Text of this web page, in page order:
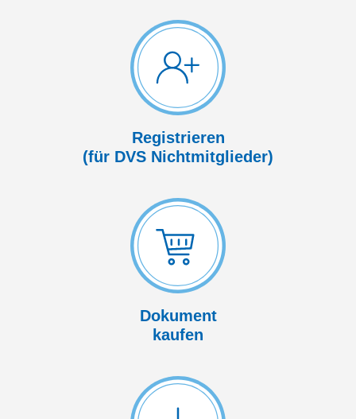
Registrieren
(für DVS Nicht­mitglieder)
Dokument
kaufen